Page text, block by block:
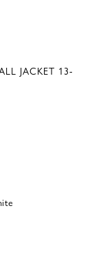
JACKET 13-